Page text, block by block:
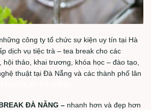
công ty tổ chức sự kiện uy tín tại Hà
dịch vụ tiệc trà – tea break cho các
thảo, khai trương, khóa học – đào tạo,
thuật tại Đà Nẵng và các thành phố lân
ĐÀ NẴNG – nhanh hơn và đẹp hơn